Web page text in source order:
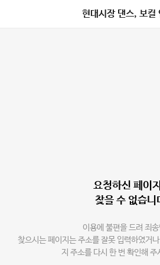
현대시장 댄스, 보컬
요청하신 페이
찾을 수 없습니
이용에 불편을 드려 죄
찾으시는 페이지는 주소를 잘못 입력하였거
지 주소를 다시 한 번 확인해 주